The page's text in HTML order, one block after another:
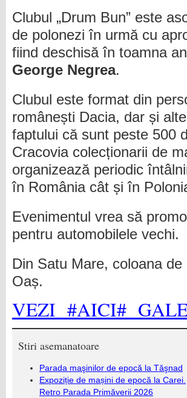
Clubul „Drum Bun” este
de polonezi în urmă cu
fiind deschisă în toamna
George Negrea.
Clubul este format din
românești Dacia, dar și
faptului că sunt peste 500
Cracovia colecționarii de
organizează periodic
în România cât și în
Evenimentul vrea să
pentru automobilele vechi.
Din Satu Mare, coloana
Oaș.
VEZI #AICI#
Stiri asemanatoare
Parada maşinilor de epocă la Tăşnad
Expoziție de mașini de epocă la Carei.
Retro Parada Primăverii 2026